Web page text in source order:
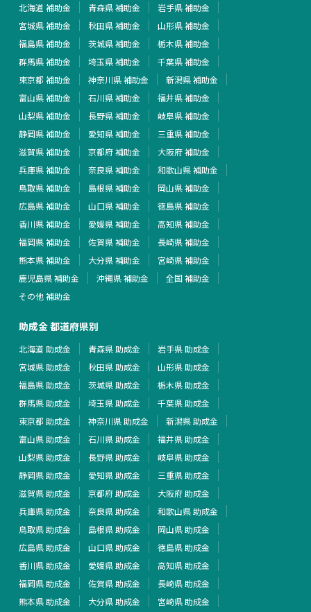
北海道 補助金 青森県 補助金
岩手県 補助金
宮城県 補助金
秋田県 補助金
山形県 補助金
福島県 補助金
茨城県 補助金
栃木県 補助金
群馬県 補助金
埼玉県 補助金
千葉県 補助金
東京都 補助金
神奈川県 補助金
新潟県 補助金
富山県 補助金
石川県 補助金
福井県 補助金
山梨県 補助金
長野県 補助金
岐阜県 補助金
静岡県 補助金
愛知県 補助金
三重県 補助金
滋賀県 補助金
京都府 補助金
大阪府 補助金
兵庫県 補助金
奈良県 補助金
和歌山県 補助金
鳥取県 補助金
島根県 補助金
岡山県 補助金
広島県 補助金
山口県 補助金
徳島県 補助金
香川県 補助金
愛媛県 補助金
高知県 補助金
福岡県 補助金
佐賀県 補助金
長崎県 補助金
熊本県 補助金
大分県 補助金
宮崎県 補助金
鹿児島県 補助金
沖縄県 補助金
全国 補助金
その他 補助金
助成金 都道府県別
北海道 助成金 青森県 助成金
岩手県 助成金
宮城県 助成金
秋田県 助成金
山形県 助成金
福島県 助成金
茨城県 助成金
栃木県 助成金
群馬県 助成金
埼玉県 助成金
千葉県 助成金
東京都 助成金
神奈川県 助成金
新潟県 助成金
富山県 助成金
石川県 助成金
福井県 助成金
山梨県 助成金
長野県 助成金
岐阜県 助成金
静岡県 助成金
愛知県 助成金
三重県 助成金
滋賀県 助成金
京都府 助成金
大阪府 助成金
兵庫県 助成金
奈良県 助成金
和歌山県 助成金
鳥取県 助成金
島根県 助成金
岡山県 助成金
広島県 助成金
山口県 助成金
徳島県 助成金
香川県 助成金
愛媛県 助成金
高知県 助成金
福岡県 助成金
佐賀県 助成金
長崎県 助成金
熊本県 助成金
大分県 助成金
宮崎県 助成金